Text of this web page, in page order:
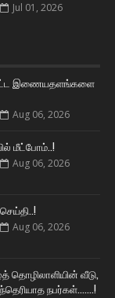
Jul 01, 2026
இணையதளங்களை
Aug 06, 2026
மீட்போம்..!
Aug 06, 2026
Aug 06, 2026
தொழிலாளியின் வீடு,
நபர்கள்.......!